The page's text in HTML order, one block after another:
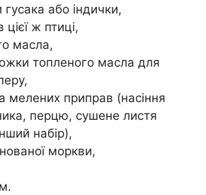
гусака або індички,
ж птиці,
масла,
топленого масла для
мелених приправ (насіння
перцю, сушене листя
набір),
моркви,